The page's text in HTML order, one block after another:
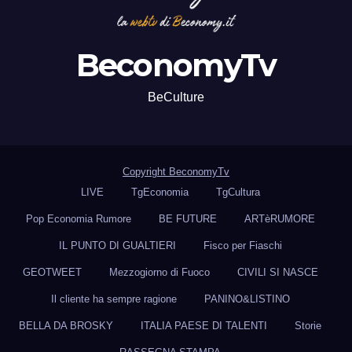
BeconomyTv
BeCulture
Copyright BeconomyTv
LIVE
TgEconomia TgCultura
Pop Economia Rumore BE FUTURE ARTèRUMORE
IL PUNTO DI GUALTIERI Fisco per Fiaschi
GEOTWEET Mezzogiorno di Fuoco CIVILI SI NASCE
Il cliente ha sempre ragione PANINO&LISTINO
BELLA DA BROSKY ITALIA PAESE DI TALENTI Storie